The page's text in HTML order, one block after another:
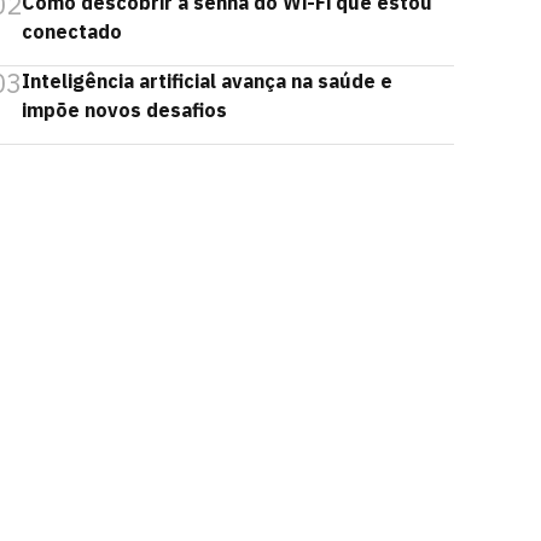
conectado
Inteligência artificial avança na saúde e
impõe novos desafios